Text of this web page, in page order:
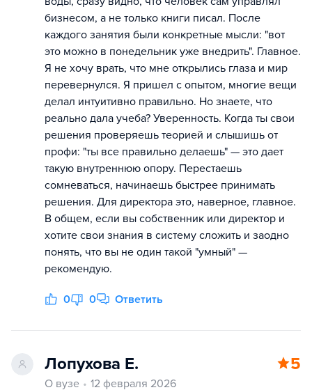
бизнесом, а не только книги писал. После
каждого занятия были конкретные мысли: "вот
это можно в понедельник уже внедрить". Главное.
Я не хочу врать, что мне открылись глаза и мир
перевернулся. Я пришел с опытом, многие вещи
делал интуитивно правильно. Но знаете, что
реально дала учеба? Уверенность. Когда ты свои
решения проверяешь теорией и слышишь от
профи: "ты все правильно делаешь" — это дает
такую внутреннюю опору. Перестаешь
сомневаться, начинаешь быстрее принимать
решения. Для директора это, наверное, главное.
В общем, если вы собственник или директор и
хотите свои знания в систему сложить и заодно
понять, что вы не один такой "умный" —
рекомендую.
0 0 Ответить
Лопухова Е. 5
О вузе 12 февраля 2026